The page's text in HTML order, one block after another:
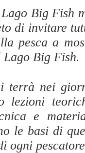
Big Fish
di invitare
pesca a
Lago Big Fish.
terrà nei
lezioni
e
le basi di
ogni